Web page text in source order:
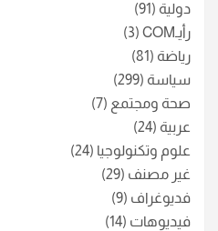
دولية (91)
رأيـCOM
(3)
رياضة (81)
سياسة (299)
صحة ومجتمع (7)
عربية (24)
علوم وتكنولوجيا (24)
غير مصنف (29)
فديوغراف (9)
فيديوهات (14)